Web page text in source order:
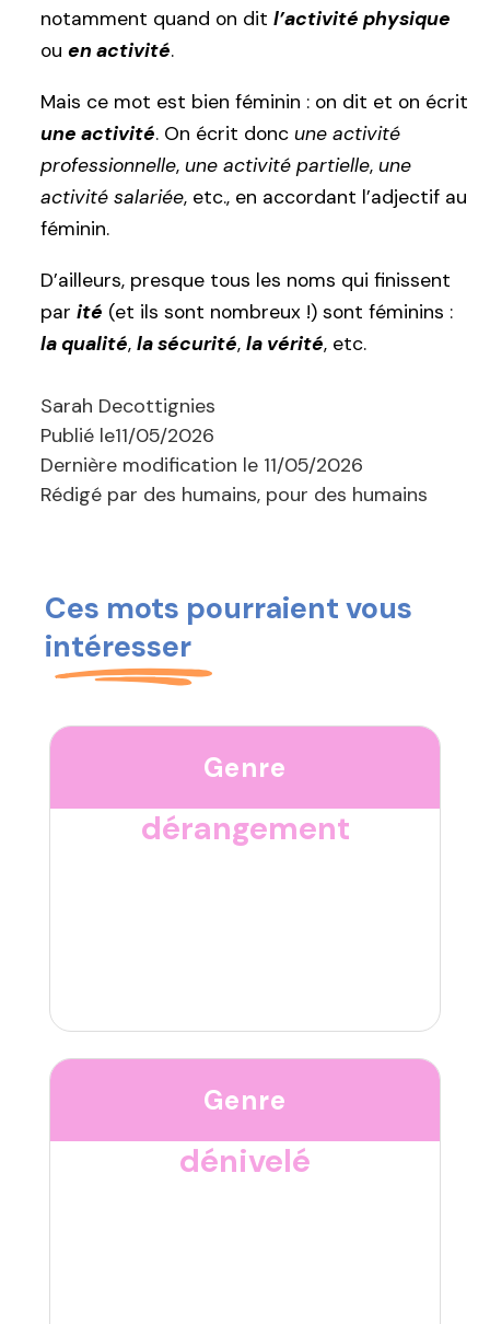
notamment quand on dit l’activité physique
ou en activité.
Mais ce mot est bien féminin : on dit et on écrit
une activité. On écrit donc une activité
professionnelle, une activité partielle, une
activité salariée, etc., en accordant l’adjectif au
féminin.
D’ailleurs, presque tous les noms qui finissent
par ité (et ils sont nombreux !) sont féminins :
la qualité, la sécurité, la vérité, etc.
Sarah Decottignies
Publié le11/05/2026
Dernière modification le 11/05/2026
Rédigé par des humains, pour des humains
Ces mots pourraient vous
intéresser
Genre
dérangement
Genre
dénivelé